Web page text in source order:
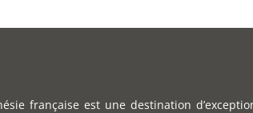
française est une destination